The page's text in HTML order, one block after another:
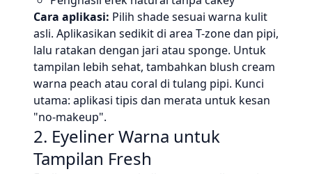
Cara aplikasi: Pilih shade sesuai warna kulit
asli. Aplikasikan sedikit di area T-zone dan pipi,
lalu ratakan dengan jari atau sponge. Untuk
tampilan lebih sehat, tambahkan blush cream
warna peach atau coral di tulang pipi. Kunci
utama: aplikasi tipis dan merata untuk kesan
"no-makeup".
2. Eyeliner Warna untuk
Tampilan Fresh